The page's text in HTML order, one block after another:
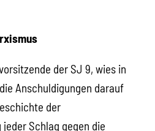
der SJ 9, wies in
Anschuldigungen darauf
der
Schlag gegen die